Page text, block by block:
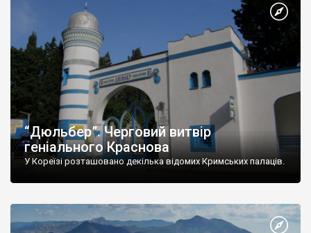
“Дюльбер”. Черговий витвір
геніального Краснова
У Кореїзі розташовано декілька відомих Кримських палаців.